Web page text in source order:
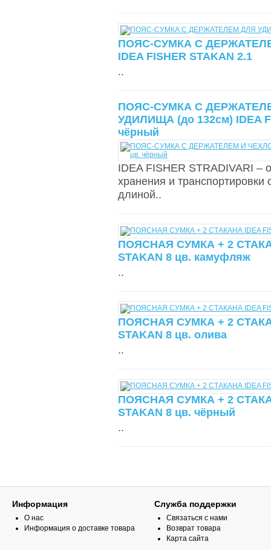
ПОЯС-СУМКА С
IDEA FISHER STAKAN 2.1
..
ПОЯС-СУМКА С
УДИЛИЩА (до 132см) IDEA
чёрный
IDEA FISHER STRADIVARI –
хранения и
длиной..
ПОЯСНАЯ СУМКА + 2
STAKAN 8 цв. камуфляж
..
ПОЯСНАЯ СУМКА + 2
STAKAN 8 цв. олива
..
ПОЯСНАЯ СУМКА + 2
STAKAN 8 цв. чёрный
..
Информация
О нас
Информация о доставке товара
Служба поддержки
Связаться с нами
Возврат товара
Карта сайта